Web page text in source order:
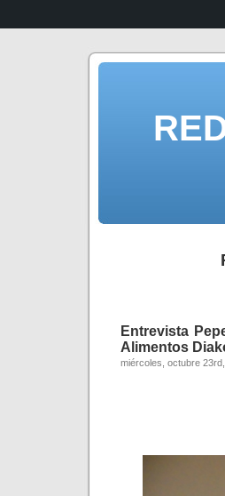
Entrevista
Alimentos
miércoles, octubre